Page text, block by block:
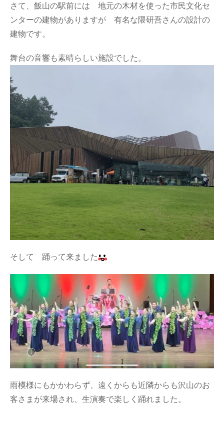
さて、飯山の駅前には 地元の木材を使った市民文化セ
ンターの建物がありますが 有名な隈研吾さんの設計の
建物です。
舞台の音響も素晴らしい施設でした。
そして 踊って来ました
雨模様にもかかわらず、遠くからも近隣からも沢山のお
客さまが来場され、生演奏で楽しく踊れました。